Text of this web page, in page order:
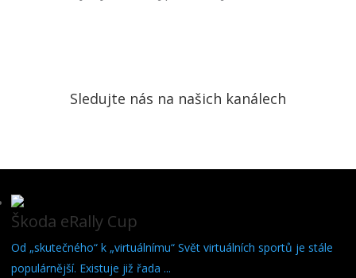
Sledujte nás na našich kanálech
Škoda eRally Cup
Od „skutečného“ k „virtuálnímu“ Svět virtuálních sportů je stále
populárnější. Existuje již řada ...